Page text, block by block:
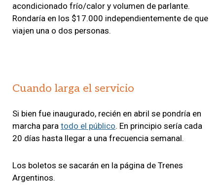
acondicionado frío/calor y volumen de parlante.
Rondaría en los $17.000 independientemente de que
viajen una o dos personas.
Cuando larga el servicio
Si bien fue inaugurado, recién en abril se pondría en
marcha para todo el público. En principio sería cada
20 días hasta llegar a una frecuencia semanal.
Los boletos se sacarán en la página de Trenes
Argentinos.